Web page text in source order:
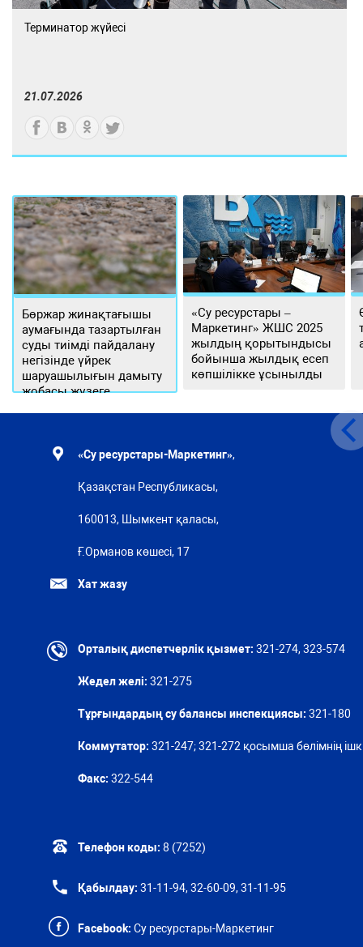
Терминатор жүйесі
21.07.2026
Бөржар жинақтағышы
аумағында тазартылған
суды тиімді пайдалану
негізінде үйрек
шаруашылығын дамыту
жобасы жүзеге
«Су ресурстары –
Маркетинг» ЖШС 2025
жылдың қорытындысы
бойынша жылдық есеп
көпшілікке ұсынылды
«Су ресурстары-Маркетинг»,
Қазақстан Республикасы,
160013, Шымкент қаласы,
Ғ.Орманов көшесі, 17
Хат жазу
Орталық диспетчерлік қызмет: 321-274, 323-574
Жедел желі: 321-275
Тұрғындардың су балансы инспекциясы: 321-180
Коммутатор: 321-247; 321-272 қосымша бөлімнің ішкі
Факс: 322-544
Телефон коды: 8 (7252)
Қабылдау: 31-11-94, 32-60-09, 31-11-95
Facebook: Су ресурстары-Маркетинг